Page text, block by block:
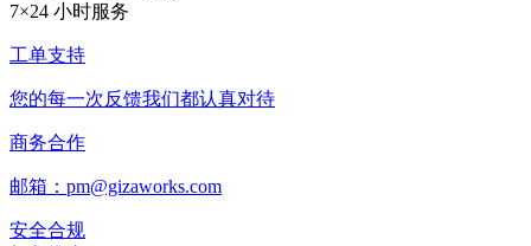
7×24 小时服务
工单支持
您的每一次反馈我们都认真对待
商务合作
邮箱：pm@gizaworks.com
安全合规